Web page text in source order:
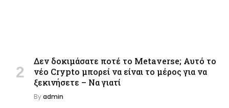
Δεν δοκιμάσατε ποτέ το Metaverse; Αυτό το
νέο Crypto μπορεί να είναι το μέρος για να
ξεκινήσετε – Να γιατί
Byadmin